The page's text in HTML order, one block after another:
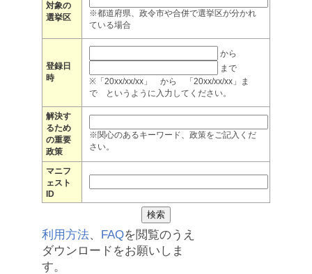
対象の
選挙区
※都道府県、政令市や合併で選挙区が分かれ
ている場合
登録日
時
から
まで
※「20xx/xx/xx」 から 「20xx/xx/xx」ま
で というように入力してください。
解決す
るため
の重要
政策
※関心のあるキーワード、政策をご記入くだ
さい。
マニフ
ェスト
ID
利用方法、 FAQを閲覧のうえ
ダウンロードをお願いしま
す。